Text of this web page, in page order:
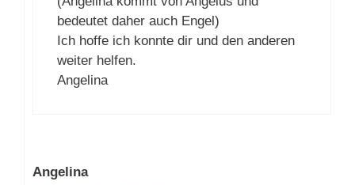
bedeutet daher auch Engel)
Ich hoffe ich konnte dir und den anderen
weiter helfen.
Angelina
Angelina